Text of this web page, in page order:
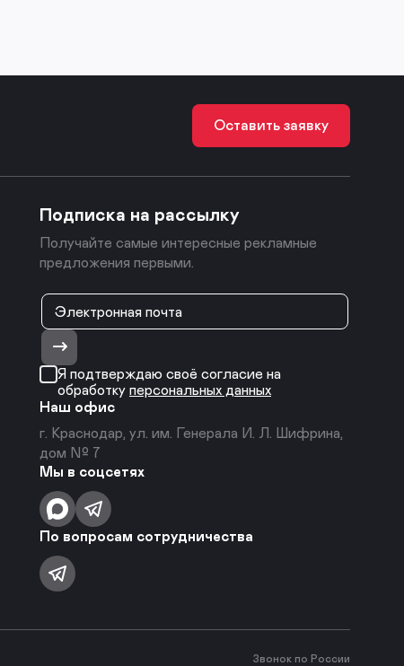
Оставить заявку
Подписка на рассылку
Получайте самые интересные рекламные
предложения первыми.
Я подтверждаю своё согласие на
обработку персональных данных
Наш офис
г. Краснодар, ул. им. Генерала И. Л. Шифрина,
дом № 7
Мы в соцсетях
По вопросам сотрудничества
Звонок по России